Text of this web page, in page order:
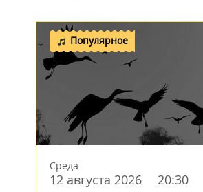
Популярное
Среда
12 августа 2026 20:30